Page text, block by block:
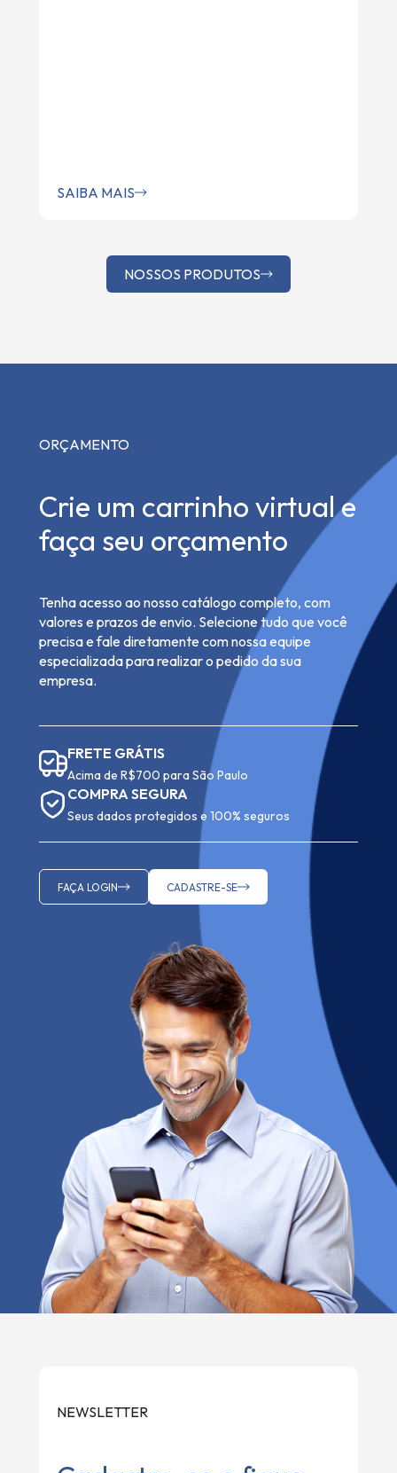
SAIBA MAIS
NOSSOS PRODUTOS
ORÇAMENTO
Crie um carrinho virtual e
faça seu orçamento
Tenha acesso ao nosso catálogo completo, com
valores e prazos de envio. Selecione tudo que você
precisa e fale diretamente com nossa equipe
especializada para realizar o pedido da sua
empresa.
FRETE GRÁTIS
Acima de R$700 para São Paulo
COMPRA SEGURA
Seus dados protegidos e 100% seguros
FAÇA LOGIN CADASTRE-SE
NEWSLETTER